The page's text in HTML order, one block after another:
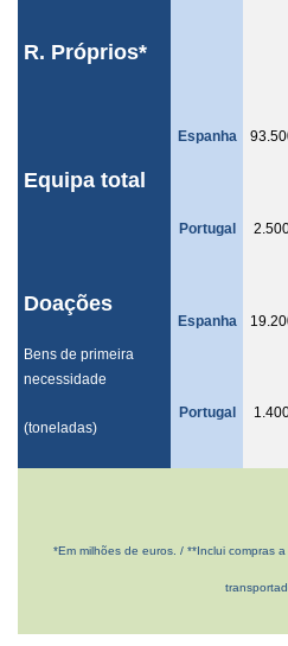
R. Próprios*
Equipa total
Espanha
Portugal
Doações
Bens de primeira
necessidade
(toneladas)
Espanha
Portugal
*Em milhões de euros. / **Inclui compras